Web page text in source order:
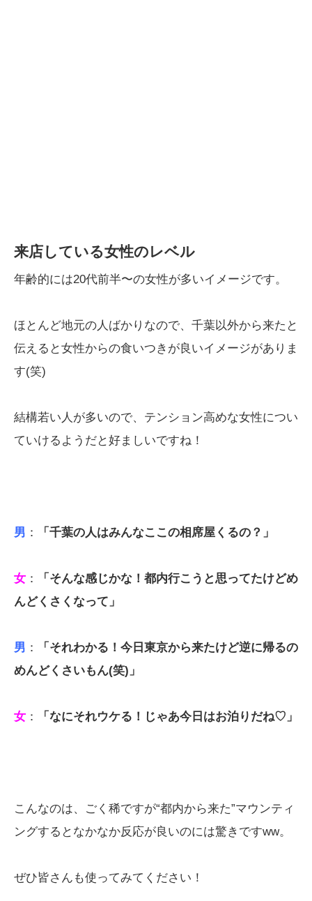
来店している女性のレベル
年齢的には20代前半〜の女性が多いイメージです。
ほとんど地元の人ばかりなので、千葉以外から来たと
伝えると女性からの食いつきが良いイメージがありま
す(笑)
結構若い人が多いので、テンション高めな女性につい
ていけるようだと好ましいですね！
男 ： 「千葉の人はみんなここの相席屋くるの？」
女 ：
「そんな感じかな！都内行こうと思ってたけどめ
んどくさくなって」
男 ：
「それわかる！今日東京から来たけど逆に帰るの
めんどくさいもん(笑)」
女 ： 「なにそれウケる！じゃあ今日はお泊りだね♡」
こんなのは、ごく稀ですが“都内から来た”マウンティ
ングするとなかなか反応が良いのには驚きですww。
ぜひ皆さんも使ってみてください！